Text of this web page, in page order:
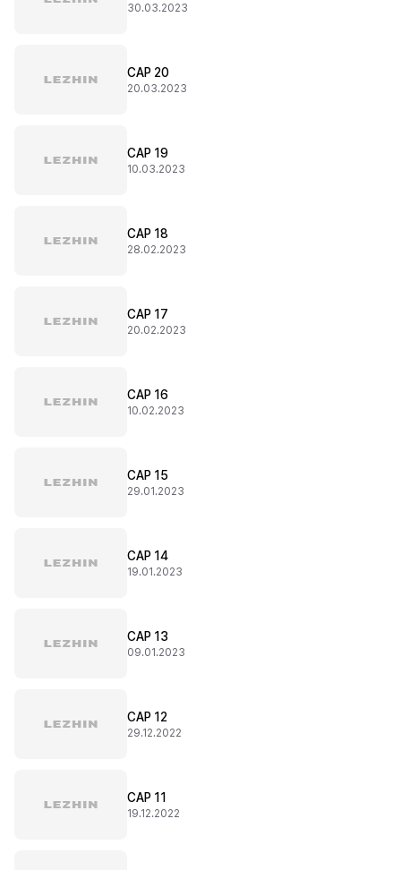
30.03.2023
CAP 20
20.03.2023
CAP 19
10.03.2023
CAP 18
28.02.2023
CAP 17
20.02.2023
CAP 16
10.02.2023
CAP 15
29.01.2023
CAP 14
19.01.2023
CAP 13
09.01.2023
CAP 12
29.12.2022
CAP 11
19.12.2022